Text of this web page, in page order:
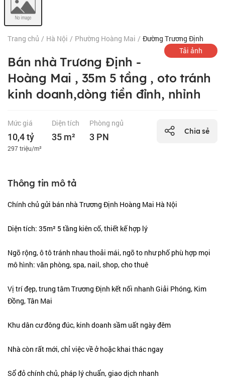
Trang chủ / Hà Nội / Phường Hoàng Mai / Đường Trương Định
Tải ảnh
Bán nhà Trương Định -
Hoàng Mai , 35m 5 tầng , oto tránh
kinh doanh,dòng tiền đỉnh, nhỉnh
Mức giá
10,4 tỷ
297 triệu/m²
Diện tích
35 m²
Phòng ngủ
3 PN
Chia sẻ
Thông tin mô tả
Chính chủ gửi bán nhà Trương Định Hoàng Mai Hà Nội
Diện tích: 35m² 5 tầng kiên cố, thiết kế hợp lý
Ngõ rộng, ô tô tránh nhau thoải mái, ngõ to như phố phù hợp mọi
mô hình: văn phòng, spa, nail, shop, cho thuê
Vị trí đẹp, trung tâm Trương Định kết nối nhanh Giải Phóng, Kim
Đồng, Tân Mai
Khu dân cư đông đúc, kinh doanh sầm uất ngày đêm
Nhà còn rất mới, chỉ việc về ở hoặc khai thác ngay
Sổ đỏ chính chủ, pháp lý chuẩn, giao dịch nhanh